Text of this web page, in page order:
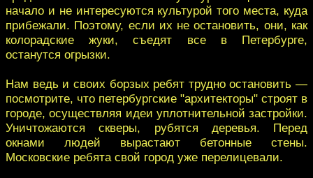
начало и не интересуются культурой того места, куда
прибежали. Поэтому, если их не остановить, они, как
колорадские жуки, съедят все в Петербурге,
останутся огрызки.
Нам ведь и своих борзых ребят трудно остановить —
посмотрите, что петербургские "архитекторы" строят в
городе, осуществляя идеи уплотнительной застройки.
Уничтожаются скверы, рубятся деревья. Перед
окнами людей вырастают бетонные стены.
Московские ребята свой город уже перелицевали.